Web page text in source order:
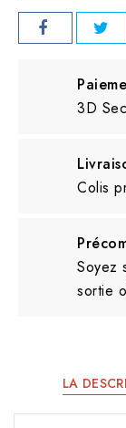
3D
Colis
Soyez
sortie
LA